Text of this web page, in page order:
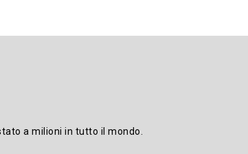
a milioni in tutto il mondo.